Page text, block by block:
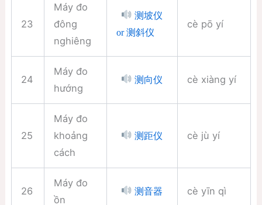
23
Máy đo
đông
nghiêng
测坡仪
or 测斜仪
cè pō yí
24
Máy đo
hướng
测向仪 cè xiàng yí
25
Máy đo
khoảng
cách
测距仪 cè jù yí
26
Máy đo
ồn
测音器 cè yīn qì